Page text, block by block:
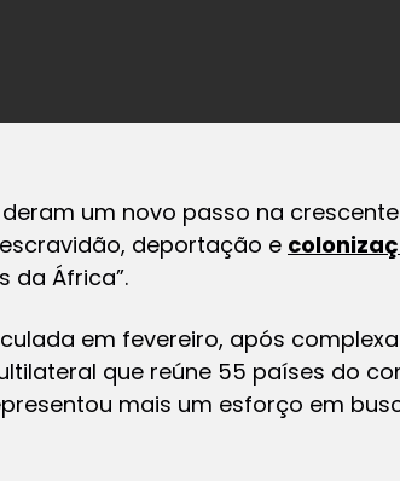
um novo passo na
deportação e
da África”.
em fevereiro, após
que reúne 55 países do
mais um esforço em